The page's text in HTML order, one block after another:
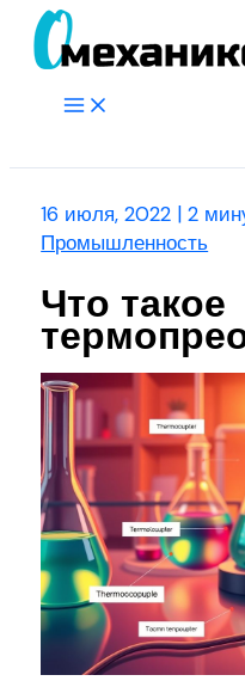
Перейти
Main
16 июля, 2022 |2
Промышленность
Что такое